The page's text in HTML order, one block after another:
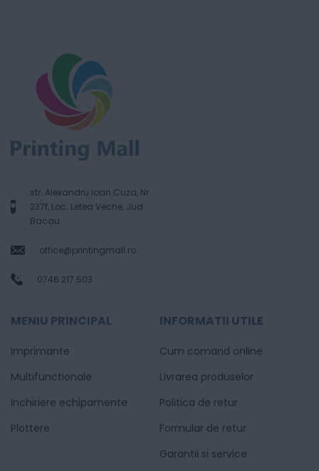
str. Alexandru Ioan Cuza, Nr.
237f, Loc. Letea Veche, Jud.
Bacau
office@printingmall.ro
0746.217.503
MENIU PRINCIPAL
Imprimante
Multifunctionale
Inchiriere echipamente
Plottere
INFORMATII UTILE
Cum comand online
Livrarea produselor
Politica de retur
Formular de retur
Garantii si service